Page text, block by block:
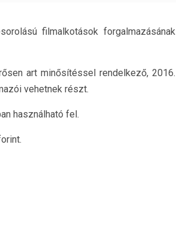
filmalkotások forgalmazásának
art minősítéssel rendelkező, 2016.
vehetnek részt.
használható fel.